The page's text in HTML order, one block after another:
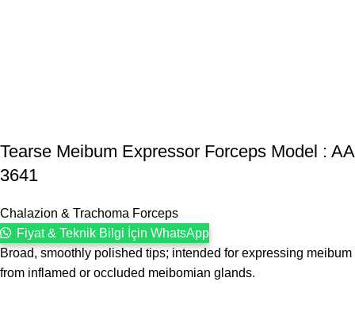
Tearse Meibum Expressor Forceps Model : AA
3641
Chalazion & Trachoma Forceps
Fiyat & Teknik Bilgi İçin WhatsApp
Broad, smoothly polished tips; intended for expressing meibum
from inflamed or occluded meibomian glands.